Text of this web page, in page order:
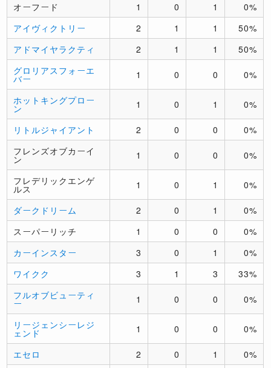
オーフード 1 0 1
0%
アイヴィクトリー
2 1 1
50%
アドマイヤラクティ
2 1 1
50%
グロリアスフォーエ
バー 1 0 0 0%
ホットキングプロー
ン 1 0 1 0%
リトルジャイアント 2 0 0
0%
フレンズオブカーイ
ン 1 0 0 0%
フレデリックエンゲ
ルス 1 0 1 0%
ダークドリーム 2 0 1
0%
スーパーリッチ
1 0 0
0%
カーインスター
3 0 1
0%
ワイクク
3 1 3
33%
フルオブビューティ
ー 1 0 0 0%
リージェンシーレジ
ェンド 1 0 0 0%
エセロ 2 0 1
0%